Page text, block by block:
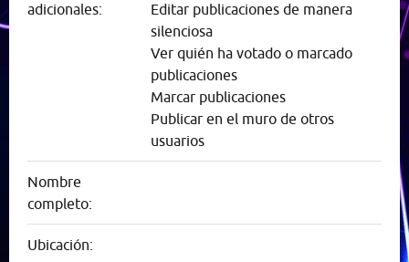
adicionales:
Editar publicaciones de manera
silenciosa
Ver quién ha votado o marcado
publicaciones
Marcar publicaciones
Publicar en el muro de otros
usuarios
Nombre
completo:
Ubicación: